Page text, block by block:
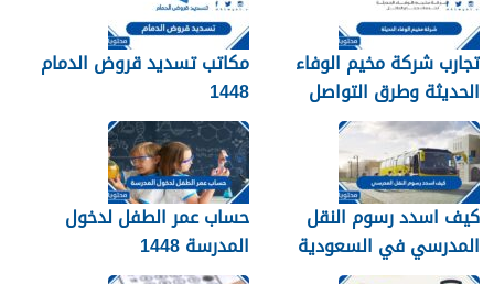
تجارب شركة مخيم الوفاء
الحديثة وطرق التواصل
معهم 1448
مكاتب تسديد قروض الدمام
1448
كيف اسدد رسوم النقل
المدرسي في السعودية
1448
حساب عمر الطفل لدخول
المدرسة 1448